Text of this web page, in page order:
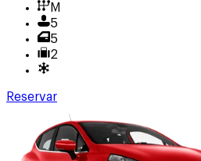
M
5
5
2
Reservar